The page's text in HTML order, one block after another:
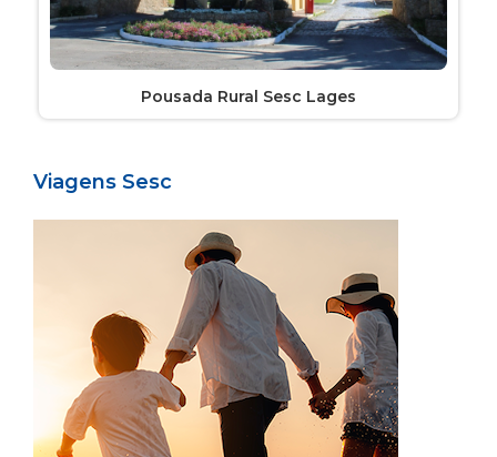
Pousada Rural Sesc Lages
Viagens Sesc